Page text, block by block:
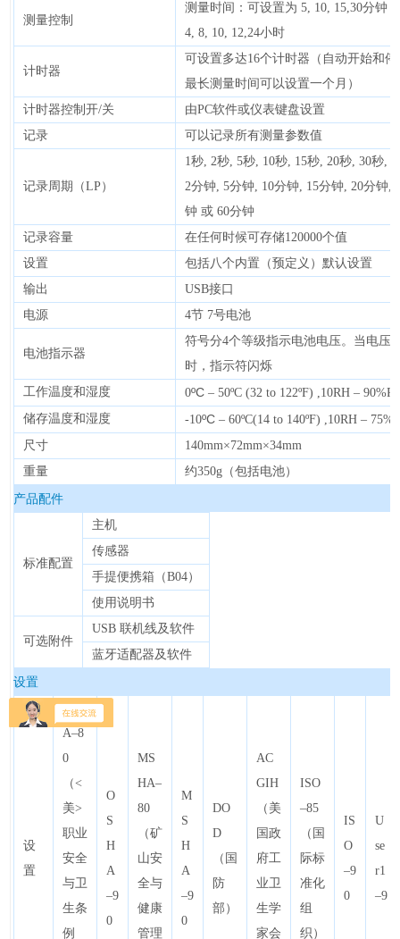
测量控制
测量时间：可设置为 5, 10, 15,30分钟
4, 8, 10, 12,24小时
计时器
可设置多达16个计时器（自动开始和
最长测量时间可以设置一个月）
计时器控制开/关
由PC软件或仪表键盘设置
记录
可以记录所有测量参数值
记录周期（LP）
1秒, 2秒, 5秒, 10秒, 15秒, 20秒, 30秒,
2分钟, 5分钟, 10分钟, 15分钟, 20分钟,
钟 或 60分钟
记录容量
在任何时候可存储120000个值
设置
包括八个内置（预定义）默认设置
输出
USB接口
电源
4节 7号电池
电池指示器
符号分4个等级指示电池电压。当电压
时，指示符闪烁
工作温度和湿度
0ºC – 50ºC (32 to 122ºF) ,10RH –
储存温度和湿度
-10ºC – 60ºC(14 to 140ºF) ,10RH –
尺寸
140mm×72mm×34mm
重量
约350g（包括电池）
产品配件
标准配置
主机
传感器
手提便携箱（B04）
使用说明书
可选附件
USB 联机线及软件
蓝牙适配器及软件
设置
设
置
OSH
A–8
0
（<
美>
职业
安全
与卫
生条
例
O
S
H
A
–9
0
MS
HA–
80
（矿
山安
全与
健康
管理
M
S
H
A
–9
0
DO
D
（国
防
部）
AC
GIH
（美
国政
府工
业卫
生学
家会
ISO
–85
（国
际标
准化
组
织）
IS
O
–9
0
U
se
r1
–9